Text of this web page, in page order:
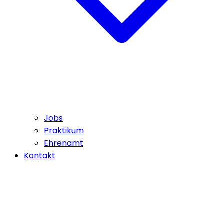
Jobs
Praktikum
Ehrenamt
Kontakt